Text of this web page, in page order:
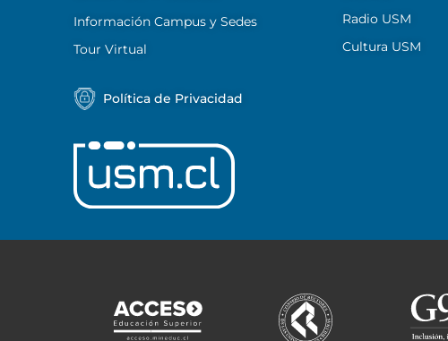
Información Campus y Sedes
Tour Virtual
Política de Privacidad
Radio USM
Cultura USM